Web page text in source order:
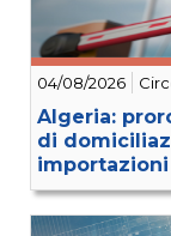
04/08/2026
Algeria:
di
importazioni